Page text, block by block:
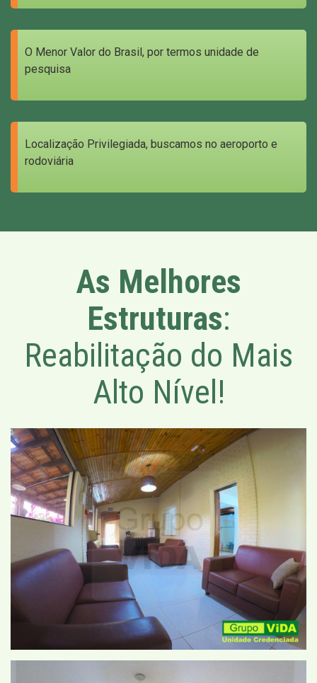
O Menor Valor do Brasil, por termos unidade de
pesquisa
Localização Privilegiada, buscamos no aeroporto e
rodoviária
As Melhores
Estruturas:
Reabilitação do Mais
Alto Nível!